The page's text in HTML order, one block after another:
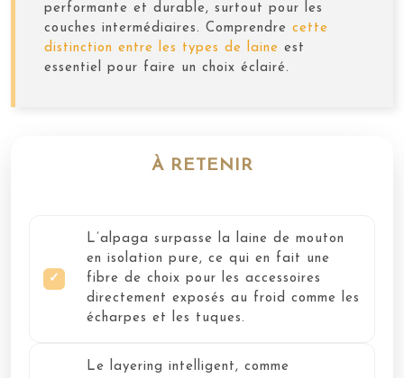
performante et durable, surtout pour les
couches intermédiaires. Comprendre cette
distinction entre les types de laine est
essentiel pour faire un choix éclairé.
À RETENIR
L’alpaga surpasse la laine de mouton
en isolation pure, ce qui en fait une
fibre de choix pour les accessoires
directement exposés au froid comme les
écharpes et les tuques.
Le layering intelligent, comme